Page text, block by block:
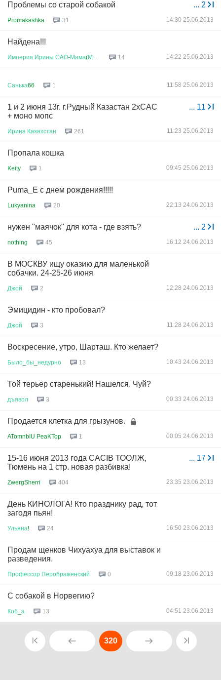
... 2
Проблемы со старой собакой
Promakashka 31 14:30 25.06.2013
Найдена!!!
Империя Ирины САО-Мама(Мамасао ... 14 14:22 25.06.2013
Санька66 1 11:58 25.06.2013
... 11
1 и 2 июня 13г. г.Рудный Казастан 2хСАС
+ моно мопс
Ирина Казахстан 261 11:23 25.06.2013
Пропала кошка
Keity 1 09:45 25.06.2013
Puma_E с днем рождения!!!!!
Lukyanina 20 22:13 24.06.2013
... 2
нужен "маячок" для кота - где взять?
nothing 45 16:12 24.06.2013
В МОСКВУ ищу оказию для маленькой
собачки. 24-25-26 июня
Джой 2 12:28 24.06.2013
Эмицидин - кто пробовал?
Джой 3 11:28 24.06.2013
Воскресение, утро, Шарташ. Кто желает?
Было бы недурно 13 10:43 24.06.2013
Той терьер старенький! Нашелся. Чуй?
дъявол 3 00:33 24.06.2013
Продается клетка для грызунов.
ATomnbIU PeaKTop 1 00:05 24.06.2013
... 17
15-16 июня 2013 года CACIB ТООЛЖ,
Тюмень на 1 стр. новая разбивка!
ZwergSherri 404 23:35 23.06.2013
День КИНОЛОГА! Кто празднику рад, тот
загодя пьян!
Ульяна! 24 16:50 23.06.2013
Продам щенков Чихуахуа для выставок и
разведения.
Профессор Перображенский 0 09:18 23.06.2013
С собакой в Норвегию?
Коб а 13 04:51 23.06.2013
320